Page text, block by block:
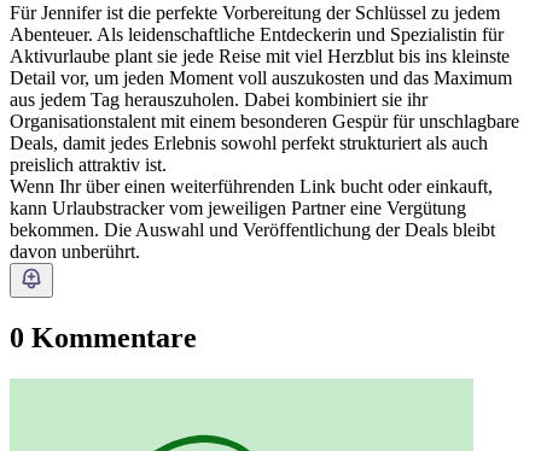
Für Jennifer ist die perfekte Vorbereitung der Schlüssel zu jedem
Abenteuer. Als leidenschaftliche Entdeckerin und Spezialistin für
Aktivurlaube plant sie jede Reise mit viel Herzblut bis ins kleinste
Detail vor, um jeden Moment voll auszukosten und das Maximum
aus jedem Tag herauszuholen. Dabei kombiniert sie ihr
Organisationstalent mit einem besonderen Gespür für unschlagbare
Deals, damit jedes Erlebnis sowohl perfekt strukturiert als auch
preislich attraktiv ist.
Wenn Ihr über einen weiterführenden Link bucht oder einkauft,
kann Urlaubstracker vom jeweiligen Partner eine Vergütung
bekommen. Die Auswahl und Veröffentlichung der Deals bleibt
davon unberührt.
0 Kommentare